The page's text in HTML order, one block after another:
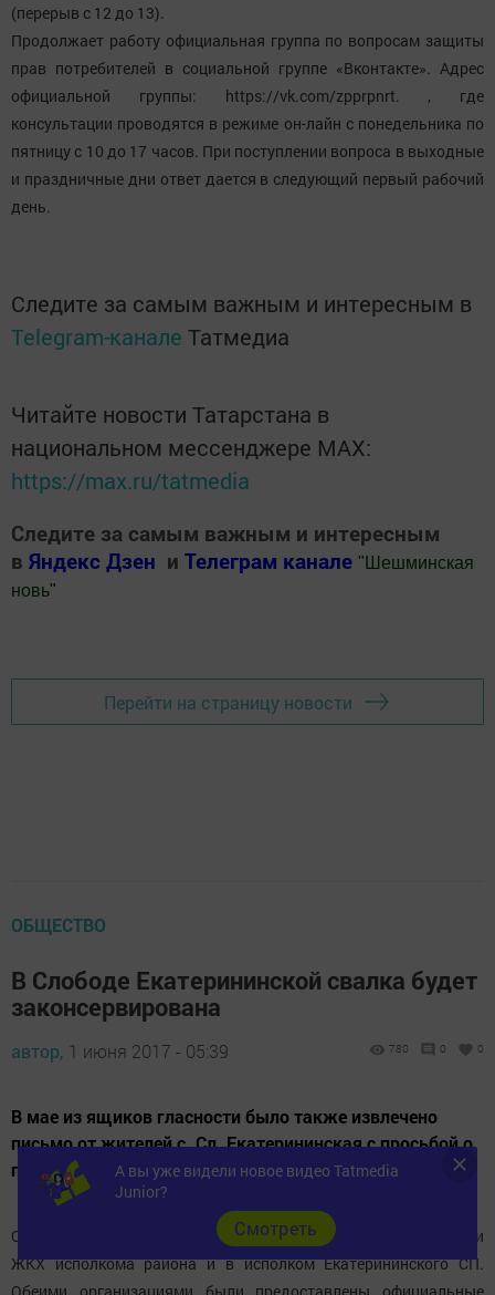
(перерыв с 12 до 13).
Продолжает работу официальная группа по вопросам защиты
прав потребителей в социальной группе «Вконтакте». Адрес
официальной группы: https://vk.com/zpprpnrt. , где
консультации проводятся в режиме он-лайн с понедельника по
пятницу с 10 до 17 часов. При поступлении вопроса в выходные
и праздничные дни ответ дается в следующий первый рабочий
день.
Следите за самым важным и интересным в
Telegram-канале Татмедиа
Читайте новости Татарстана в
национальном мессенджере MАХ:
https://max.ru/tatmedia
Следите за самым важным и интересным
в Яндекс Дзен и Телеграм канале " Шешминская
новь"
Перейти на страницу новости
ОБЩЕСТВО
В Слободе Екатерининской свалка будет
законсервирована
автор, 1 июня 2017 - 05:39 780 0 0
В мае из ящиков гласности было также извлечено
письмо от жителей с. Сл. Екатерининская с просьбой о
переносе свалки мусора.
Оно было направлено в отдел строительства, архитектуры и
ЖКХ исполкома района и в исполком Екатерининского СП.
А вы уже видели новое видео Tatmedia
Junior?
Cмотреть